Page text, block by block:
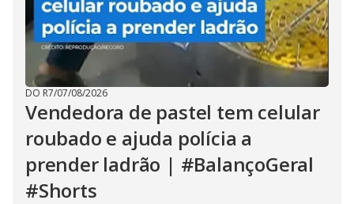
DO R7/07/08/2026
Vendedora de pastel tem celular
roubado e ajuda polícia a
prender ladrão | #BalançoGeral
#Shorts